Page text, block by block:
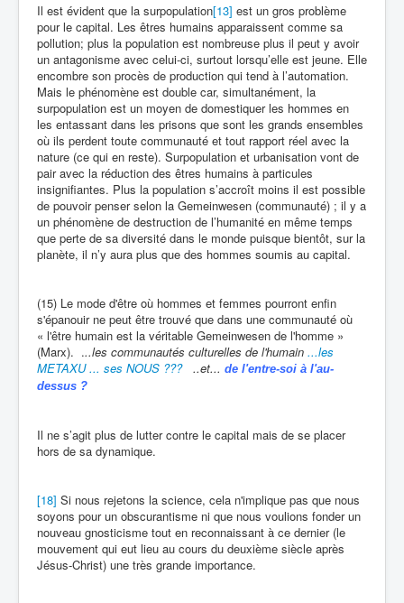
Il est évident que la surpopulation[13] est un gros problème
pour le capital. Les êtres humains apparaissent comme sa
pollution; plus la population est nombreuse plus il peut y avoir
un antagonisme avec celui-ci, surtout lorsqu’elle est jeune. Elle
encombre son procès de production qui tend à l’automation.
Mais le phénomène est double car, simultanément, la
surpopulation est un moyen de domestiquer les hommes en
les entassant dans les prisons que sont les grands ensembles
où ils perdent toute communauté et tout rapport réel avec la
nature (ce qui en reste). Surpopulation et urbanisation vont de
pair avec la réduction des êtres humains à particules
insignifiantes. Plus la population s’accroît moins il est possible
de pouvoir penser selon la Gemeinwesen (communauté) ; il y a
un phénomène de destruction de l’humanité en même temps
que perte de sa diversité dans le monde puisque bientôt, sur la
planète, il n’y aura plus que des hommes soumis au capital.
(15) Le mode d'être où hommes et femmes pourront enfin
s'épanouir ne peut être trouvé que dans une communauté où
« l'être humain est la véritable Gemeinwesen de l'homme »
(Marx). ...les communautés culturelles de l'humain ...les
METAXU ... ses NOUS ???..et... de l'entre-soi à l'au-
dessus ?
Il ne s’agit plus de lutter contre le capital mais de se placer
hors de sa dynamique.
[18] Si nous rejetons la science, cela n'implique pas que nous
soyons pour un obscurantisme ni que nous voulions fonder un
nouveau gnosticisme tout en reconnaissant à ce dernier (le
mouvement qui eut lieu au cours du deuxième siècle après
Jésus-Christ) une très grande importance.